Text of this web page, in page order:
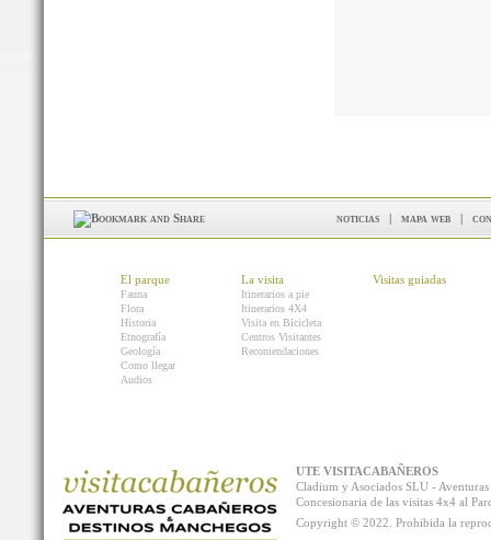
noticias | mapa web |
El parque
Fauna
Flora
Historia
Etnografía
Geología
Como llegar
Audios
La visita
Itinerarios a pie
Itinerarios 4X4
Visita en Bicicleta
Centros Visitantes
Recomendaciones
Visitas guiadas
UTE VISITACABAÑEROS
Cladium y Asociados SLU -
Concesionaria de las visitas 4x4 al
Copyright © 2022. Prohibida la